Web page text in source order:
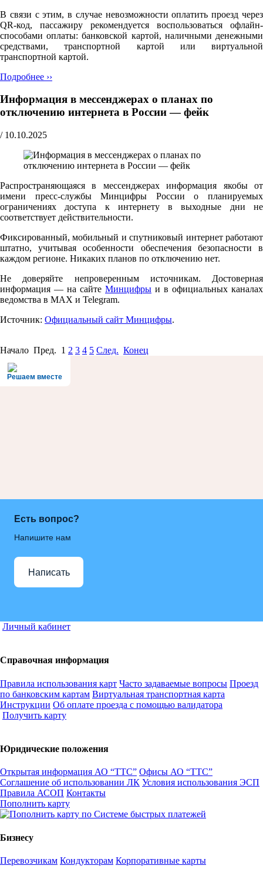
В связи с этим, в случае невозможности оплатить проезд через
QR-код, пассажиру рекомендуется воспользоваться офлайн-
способами оплаты: банковской картой, наличными денежными
средствами, транспортной картой или виртуальной
транспортной картой.
Подробнее ››
Информация в мессенджерах о планах по
отключению интернета в России — фейк
/ 10.10.2025
Распространяющаяся в мессенджерах информация якобы от
имени пресс-службы Минцифры России о планируемых
ограничениях доступа к интернету в выходные дни не
соответствует действительности.
Фиксированный, мобильный и спутниковый интернет работают
штатно, учитывая особенности обеспечения безопасности в
каждом регионе. Никаких планов по отключению нет.
Не доверяйте непроверенным источникам. Достоверная
информация — на сайте Минцифры и в официальных каналах
ведомства в MAX и Telegram.
Источник: Официальный сайт Минцифры.
Начало Пред. 1 2 3 4 5 След. Конец
Решаем вместе
Есть вопрос?
Напишите нам
Написать
Личный кабинет
Справочная информация
Правила использования карт Часто задаваемые вопросы Проезд
по банковским картам Виртуальная транспортная карта
Инструкции Об оплате проезда с помощью валидатора
Получить карту
Юридические положения
Открытая информация АО “ТТС” Офисы АО “ТТС”
Соглашение об использовании ЛК Условия использования ЭСП
Правила АСОП Контакты
Пополнить карту
Бизнесу
Перевозчикам Кондукторам Корпоративные карты